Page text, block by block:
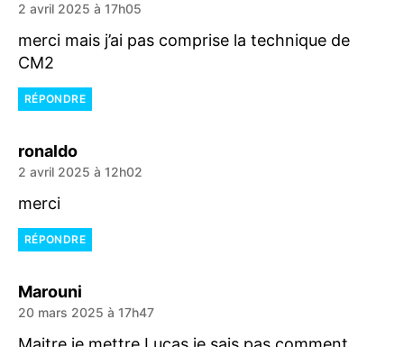
2 avril 2025 à 17h05
merci mais j’ai pas comprise la technique de
CM2
RÉPONDRE
ronaldodit :
2 avril 2025 à 12h02
merci
RÉPONDRE
Marouni
20 mars 2025 à 17h47